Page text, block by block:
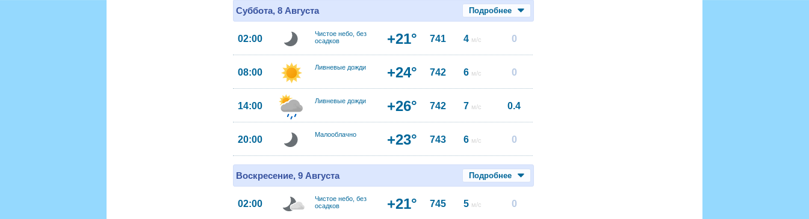
Суббота, 8 Августа Подробнее
02:00
Чистое небо, без
осадков
+21° 741 4 м/с 0
08:00 Ливневые дожди +24° 742 6 м/с 0
14:00 Ливневые дожди +26° 742 7 м/с 0.4
20:00 Малооблачно +23° 743 6 м/с 0
Воскресение, 9 Августа Подробнее
02:00
Чистое небо, без
осадков
+21° 745 5 м/с 0